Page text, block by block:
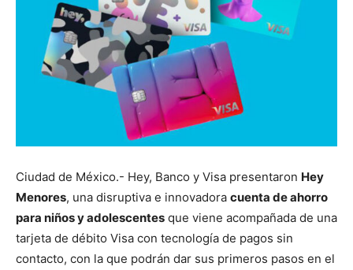
Ciudad de México.- Hey, Banco y Visa presentaron Hey
Menores, una disruptiva e innovadora cuenta de ahorro
para niños y adolescentes que viene acompañada de una
tarjeta de débito Visa con tecnología de pagos sin
contacto, con la que podrán dar sus primeros pasos en el